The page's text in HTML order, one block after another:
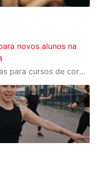
novos alunos na
Núcleo de Música oferece vagas para cursos de cordas friccionadas, nos módulos de iniciação instrumental e prática de conjunto